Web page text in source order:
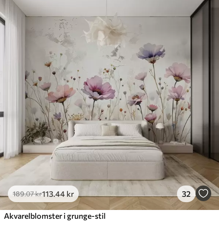
189.07kr113 .44 kr 32
Akvarelblomster i grunge-stil